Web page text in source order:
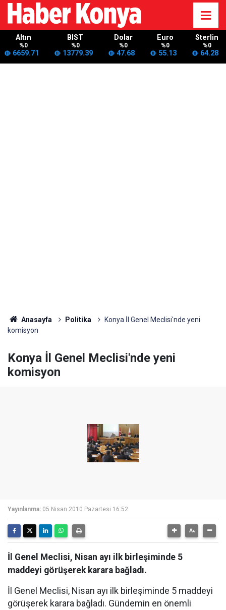
Altın
%0
6659.71
BIST
%0
13779.39
Dolar
%0
47.68
Euro
%0
55.13
Sterlin
%0
64.28
Anasayfa Politika
Konya İl Genel Meclisi'nde yeni
komisyon
Konya İl Genel Meclisi'nde yeni
komisyon
Yayınlanma: 05 Nisan 2010 Pazartesi 16:52
İl Genel Meclisi, Nisan ayı ilk birleşiminde 5
maddeyi görüşerek karara bağladı.
İl Genel Meclisi, Nisan ayı ilk birleşiminde 5 maddeyi
görüşerek karara bağladı. Gündemin en önemli